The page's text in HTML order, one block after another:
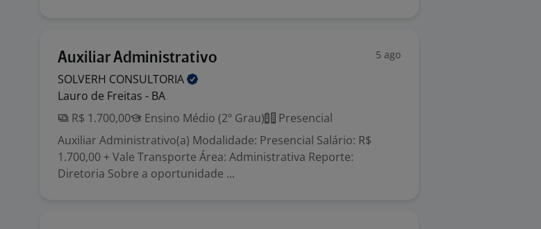
Auxiliar Administrativo 5 ago
SOLVERH CONSULTORIA
Lauro de Freitas - BA
R$ 1.700,00
Ensino Médio (2º Grau)
Presencial
Auxiliar Administrativo(a) Modalidade: Presencial Salário: R$
1.700,00 + Vale Transporte Área: Administrativa Reporte:
Diretoria Sobre a oportunidade ...